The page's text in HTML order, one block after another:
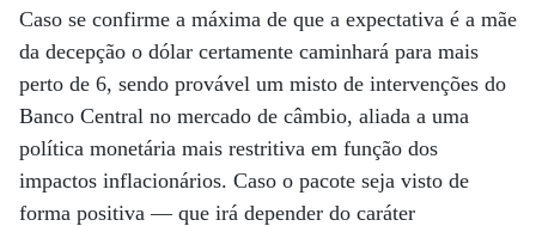
Caso se confirme a máxima de que a expectativa é a mãe
da decepção o dólar certamente caminhará para mais
perto de 6, sendo provável um misto de intervenções do
Banco Central no mercado de câmbio, aliada a uma
política monetária mais restritiva em função dos
impactos inflacionários. Caso o pacote seja visto de
forma positiva — que irá depender do caráter